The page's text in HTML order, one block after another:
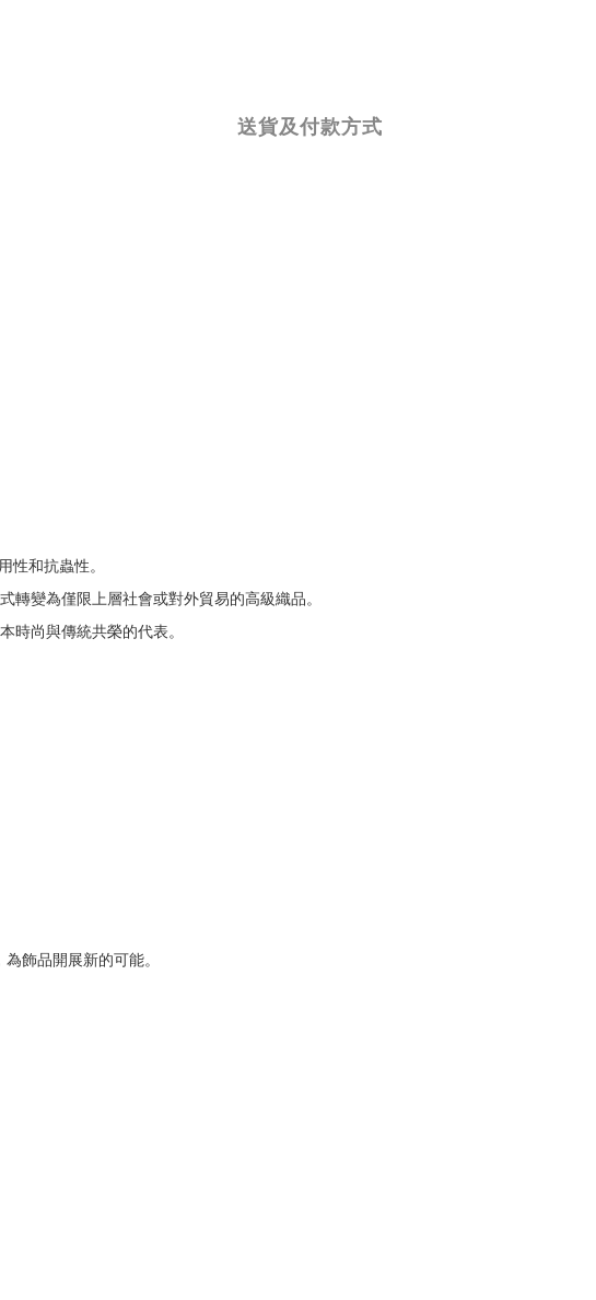
送貨及付款方式
性和抗蟲性。
變為僅限上層社會或對外貿易的高級織品。
時尚與傳統共榮的代表。
飾品開展新的可能。